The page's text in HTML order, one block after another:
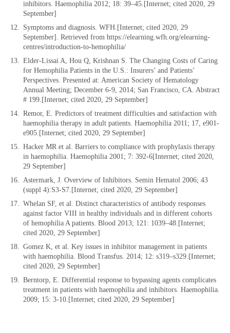
inhibitors. Haemophilia 2012; 18: 39–45.[Internet; cited 2020, 29
September]
Symptoms and diagnosis. WFH.[Internet; cited 2020, 29
September]. Retrieved from https://elearning.wfh.org/elearning-
centres/introduction-to-hemophilia/
Elder-Lissai A, Hou Q, Krishnan S. The Changing Costs of Caring
for Hemophilia Patients in the U.S.: Insurers’ and Patients’
Perspectives. Presented at: American Society of Hematology
Annual Meeting; December 6-9, 2014; San Francisco, CA. Abstract
# 199.[Internet; cited 2020, 29 September]
Remor, E. Predictors of treatment difficulties and satisfaction with
haemophilia therapy in adult patients. Haemophilia 2011; 17, e901-
e905.[Internet; cited 2020, 29 September]
Hacker MR et al. Barriers to compliance with prophylaxis therapy
in haemophilia. Haemophilia 2001; 7: 392-6[Internet; cited 2020,
29 September]
Astermark, J. Overview of Inhibitors. Semin Hematol 2006; 43
(suppl 4):S3-S7.[Internet; cited 2020, 29 September]
Whelan SF, et al. Distinct characteristics of antibody responses
against factor VIII in healthy individuals and in different cohorts
of hemophilia A patients. Blood 2013; 121: 1039–48.[Internet;
cited 2020, 29 September]
Gomez K, et al. Key issues in inhibitor management in patients
with haemophilia. Blood Transfus. 2014; 12: s319–s329.[Internet;
cited 2020, 29 September]
Berntorp, E. Differential response to bypassing agents complicates
treatment in patients with haemophilia and inhibitors. Haemophilia.
2009; 15: 3-10.[Internet; cited 2020, 29 September]